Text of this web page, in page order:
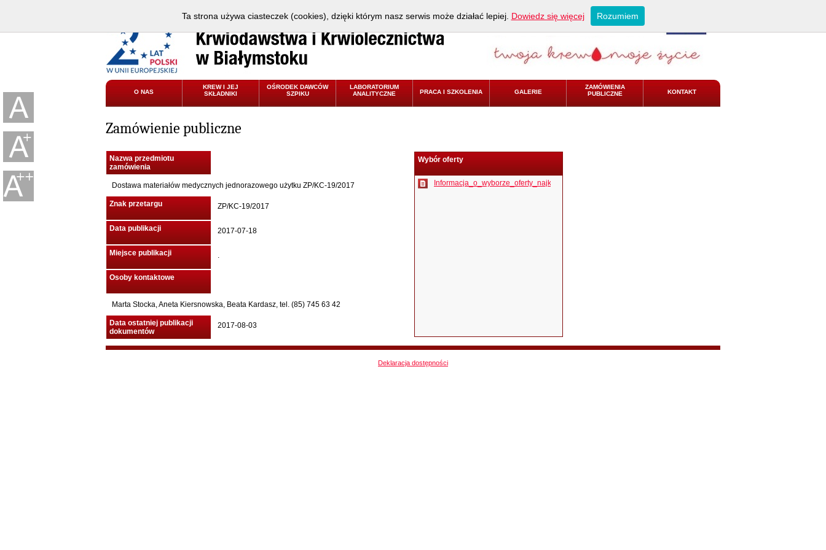
O NAS
KREW I JEJ
SKŁADNIKI
OŚRODEK DAWCÓW
SZPIKU
LABORATORIUM
ANALITYCZNE
PRACA I SZKOLENIA GALERIE
ZAMÓWIENIA
PUBLICZNE
KONTAKT
Zamówienie publiczne
Nazwa przedmiotu
zamówienia
Dostawa materiałów medycznych jednorazowego użytku ZP/KC-19/2017
Znak przetargu ZP/KC-19/2017
Data publikacji 2017-07-18
Miejsce publikacji .
Osoby kontaktowe
Marta Stocka, Aneta Kiersnowska, Beata Kardasz, tel. (85) 745 63 42
Data ostatniej publikacji
dokumentów
2017-08-03
Wybór oferty
Informacja_o_wyborze_oferty_najkorzystniejszej.pdf
Deklaracja dostępności
Ta strona używa ciasteczek (cookies), dzięki którym nasz serwis może działać lepiej. Dowiedz się więcej Rozumiem